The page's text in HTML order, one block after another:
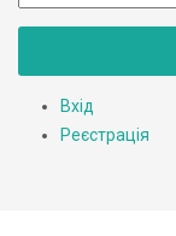
Вхід
Реєстрація